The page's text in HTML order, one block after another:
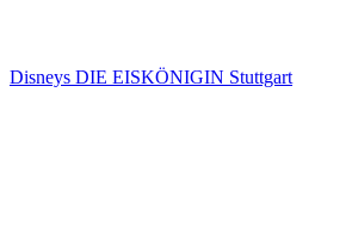
Disneys DIE EISKÖNIGIN Stuttgart